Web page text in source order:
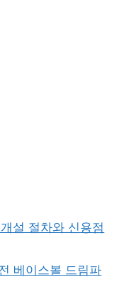
설 절차와 신용점
베이스볼 드림파